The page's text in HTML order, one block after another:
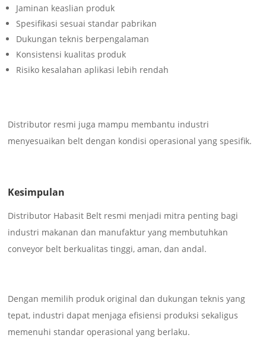
Jaminan keaslian produk
Spesifikasi sesuai standar pabrikan
Dukungan teknis berpengalaman
Konsistensi kualitas produk
Risiko kesalahan aplikasi lebih rendah
Distributor resmi juga mampu membantu industri
menyesuaikan belt dengan kondisi operasional yang spesifik.
Kesimpulan
Distributor Habasit Belt resmi menjadi mitra penting bagi
industri makanan dan manufaktur yang membutuhkan
conveyor belt berkualitas tinggi, aman, dan andal.
Dengan memilih produk original dan dukungan teknis yang
tepat, industri dapat menjaga efisiensi produksi sekaligus
memenuhi standar operasional yang berlaku.